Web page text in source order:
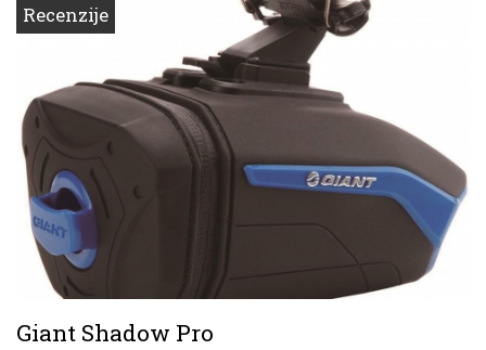
Recenzije
Giant Shadow Pro